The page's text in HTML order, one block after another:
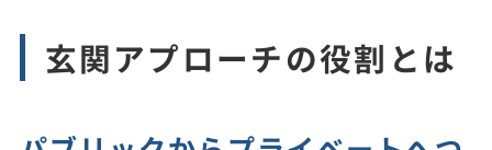
玄関アプローチの役割とは